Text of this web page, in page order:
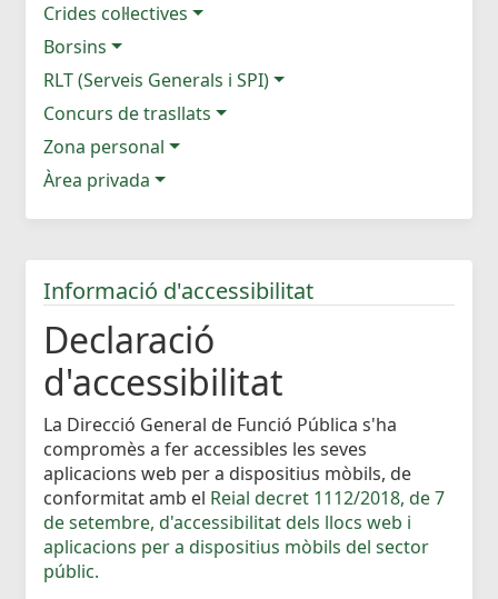
Crides col·lectives
Borsins
RLT (Serveis Generals i SPI)
Concurs de trasllats
Zona personal
Àrea privada
Informació d'accessibilitat
Declaració
d'accessibilitat
La Direcció General de Funció Pública s'ha
compromès a fer accessibles les seves
aplicacions web per a dispositius mòbils, de
conformitat amb el Reial decret 1112/2018, de 7
de setembre, d'accessibilitat dels llocs web i
aplicacions per a dispositius mòbils del sector
públic.